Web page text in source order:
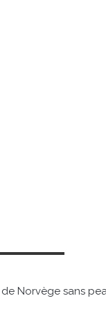
Norvège sans